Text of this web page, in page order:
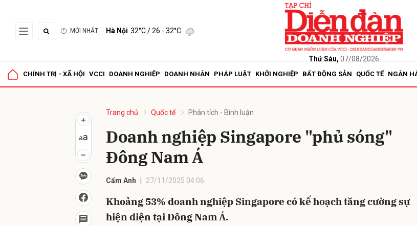
MỚI NHẤT Hà Nội 32°C/ 26 - 32°C
Thứ Sáu, 07/08/2026
CHÍNH TRỊ - XÃ HỘI VCCI DOANH NGHIỆP DOANH NHÂN PHÁP LUẬT KHỞI NGHIỆP BẤT ĐỘNG SẢN QUỐC TẾ NGÂN
Trang chủ Quốc tế Phân tích - Bình luận
Doanh nghiệp Singapore "phủ sóng"
Đông Nam Á
Cẩm Anh 27/11/2025 04:06
Khoảng 53% doanh nghiệp Singapore có kế hoạch tăng cường sự
hiện diện tại Đông Nam Á.